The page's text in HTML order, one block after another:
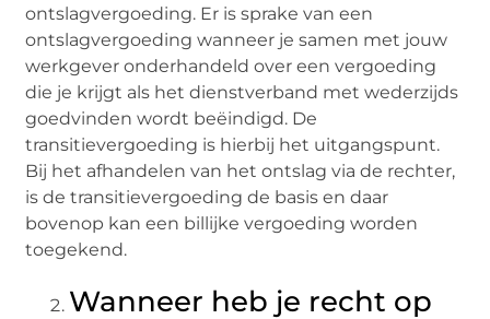
ontslagvergoeding. Er is sprake van een
ontslagvergoeding wanneer je samen met jouw
werkgever onderhandeld over een vergoeding
die je krijgt als het dienstverband met wederzijds
goedvinden wordt beëindigd. De
transitievergoeding is hierbij het uitgangspunt.
Bij het afhandelen van het ontslag via de rechter,
is de transitievergoeding de basis en daar
bovenop kan een billijke vergoeding worden
toegekend.
Wanneer heb je recht op